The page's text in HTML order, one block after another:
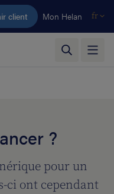
client Mon Helan fr
?
pour un
ci ont cependant